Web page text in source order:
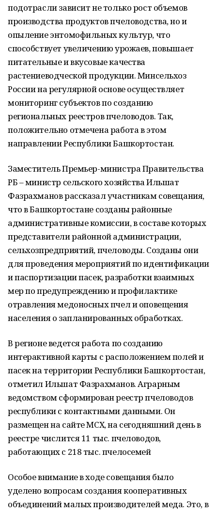
подотрасли зависит не только рост объемов
производства продуктов пчеловодства, но и
опыление энтомофильных культур, что
способствует увеличению урожаев, повышает
питательные и вкусовые качества
растениеводческой продукции. Минсельхоз
России на регулярной основе осуществляет
мониторинг субъектов по созданию
региональных реестров пчеловодов. Так,
положительно отмечена работа в этом
направлении Республики Башкортостан.
Заместитель Премьер-министра Правительства
РБ – министр сельского хозяйства Ильшат
Фазрахманов рассказал участникам совещания,
что в Башкортостане созданы районные
административные комиссии, в составе которых
представители районной администрации,
сельхозпредприятий, пчеловоды. Созданы они
для проведения мероприятий по идентификации
и паспортизации пасек, разработки взаимных
мер по предупреждению и профилактике
отравления медоносных пчел и оповещения
населения о запланированных обработках.
В регионе ведется работа по созданию
интерактивной карты с расположением полей и
пасек на территории Республики Башкортостан,
отметил Ильшат Фазрахманов. Аграрным
ведомством сформирован реестр пчеловодов
республики с контактными данными. Он
размещен на сайте МСХ, на сегодняшний день в
реестре числится 11 тыс. пчеловодов,
работающих с 218 тыс. пчелосемей
Особое внимание в ходе совещания было
уделено вопросам создания кооперативных
объединений малых производителей меда. Это, в